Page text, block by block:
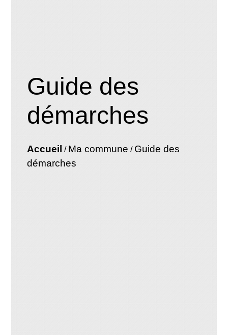
Guide des
démarches
Accueil / Ma commune / Guide des
démarches